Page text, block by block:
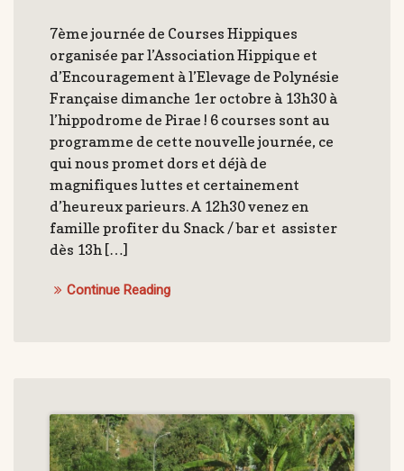
7ème journée de Courses Hippiques
organisée par l’Association Hippique et
d’Encouragement à l’Elevage de Polynésie
Française dimanche 1er octobre à 13h30 à
l’hippodrome de Pirae ! 6 courses sont au
programme de cette nouvelle journée, ce
qui nous promet dors et déjà de
magnifiques luttes et certainement
d’heureux parieurs. A 12h30 venez en
famille profiter du Snack / bar et assister
dès 13h […]
Continue Reading